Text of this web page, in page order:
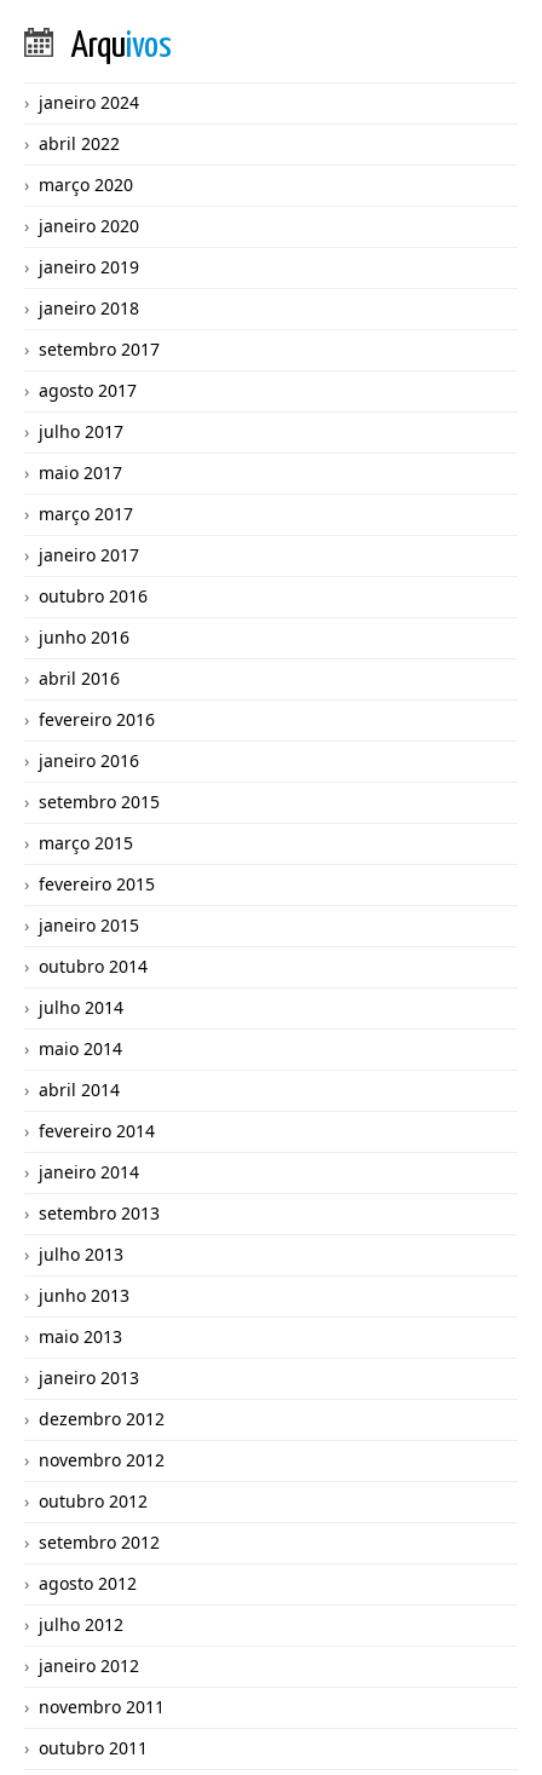
Arquivos
janeiro 2024
abril 2022
março 2020
janeiro 2020
janeiro 2019
janeiro 2018
setembro 2017
agosto 2017
julho 2017
maio 2017
março 2017
janeiro 2017
outubro 2016
junho 2016
abril 2016
fevereiro 2016
janeiro 2016
setembro 2015
março 2015
fevereiro 2015
janeiro 2015
outubro 2014
julho 2014
maio 2014
abril 2014
fevereiro 2014
janeiro 2014
setembro 2013
julho 2013
junho 2013
maio 2013
janeiro 2013
dezembro 2012
novembro 2012
outubro 2012
setembro 2012
agosto 2012
julho 2012
janeiro 2012
novembro 2011
outubro 2011